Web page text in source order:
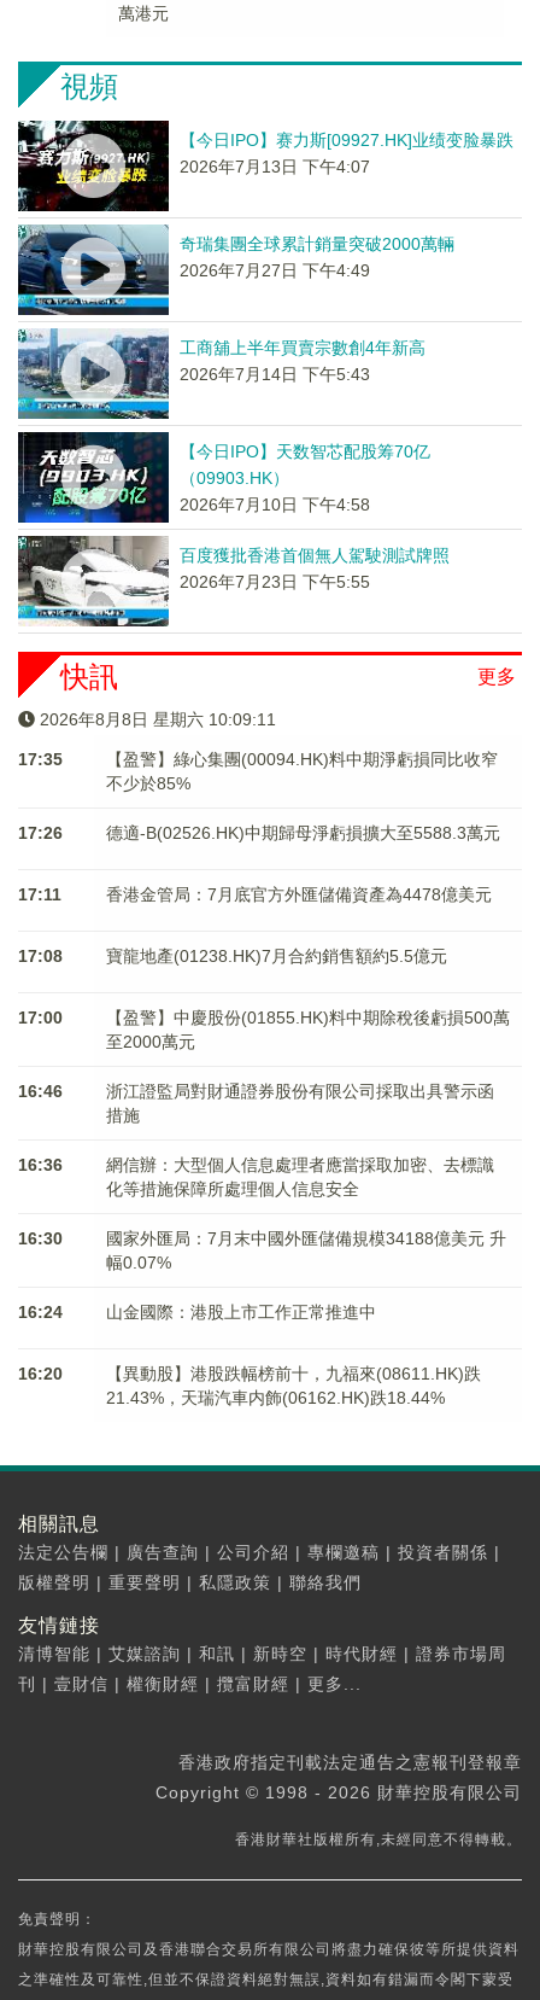
萬港元
視頻
【今日IPO】赛力斯[09927.HK]业绩变脸暴跌
2026年7月13日 下午4:07
奇瑞集團全球累計銷量突破2000萬輛
2026年7月27日 下午4:49
工商舖上半年買賣宗數創4年新高
2026年7月14日 下午5:43
【今日IPO】天数智芯配股筹70亿
（09903.HK）
2026年7月10日 下午4:58
百度獲批香港首個無人駕駛測試牌照
2026年7月23日 下午5:55
更多
快訊
2026年8月8日 星期六 10:09:11
17:35
【盈警】綠心集團(00094.HK)料中期淨虧損同比收窄
不少於85%
17:26 德適-B(02526.HK)中期歸母淨虧損擴大至5588.3萬元
17:11 香港金管局：7月底官方外匯儲備資產為4478億美元
17:08 寶龍地產(01238.HK)7月合約銷售額約5.5億元
17:00
【盈警】中慶股份(01855.HK)料中期除稅後虧損500萬
至2000萬元
16:46
浙江證監局對財通證券股份有限公司採取出具警示函
措施
16:36
網信辦：大型個人信息處理者應當採取加密、去標識
化等措施保障所處理個人信息安全
16:30
國家外匯局：7月末中國外匯儲備規模34188億美元 升
幅0.07%
16:24 山金國際：港股上市工作正常推進中
16:20
【異動股】港股跌幅榜前十，九福來(08611.HK)跌
21.43%，天瑞汽車内飾(06162.HK)跌18.44%
相關訊息
法定公告欄 | 廣告查詢 | 公司介紹 | 專欄邀稿 | 投資者關係 |
版權聲明 | 重要聲明 | 私隱政策 | 聯絡我們
友情鏈接
清博智能 | 艾媒諮詢 | 和訊 | 新時空 | 時代財經 | 證券市場周
刊
| 壹財信 | 權衡財經 | 攬富財經 | 更多...
香港政府指定刊載法定通告之憲報刊登報章
Copyright © 1998 - 2026 財華控股有限公司
香港財華社版權所有,未經同意不得轉載。
免責聲明：
財華控股有限公司及香港聯合交易所有限公司將盡力確保彼等所提供資料
之準確性及可靠性,但並不保證資料絕對無誤,資料如有錯漏而令閣下蒙受